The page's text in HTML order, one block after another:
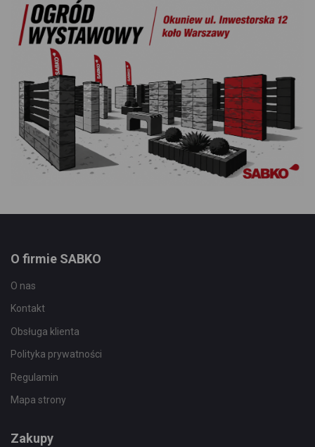
O firmie SABKO
O nas
Kontakt
Obsługa klienta
Polityka prywatności
Regulamin
Mapa strony
Zakupy